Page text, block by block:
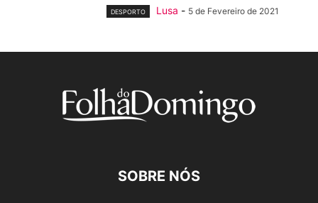
DESPORTO Lusa - 5 de Fevereiro de 2021
SOBRE NÓS